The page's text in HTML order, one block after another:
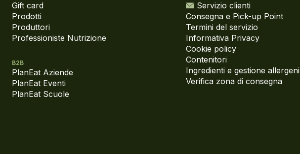
Gift card
Prodotti
Produttori
Professioniste Nutrizione
B2B
PlanEat Aziende
PlanEat Eventi
PlanEat Scuole
Servizio clienti
Consegna e Pick-up Point
Termini del servizio
Informativa Privacy
Cookie policy
Contenitori
Ingredienti e gestione allergeni
Verifica zona di consegna